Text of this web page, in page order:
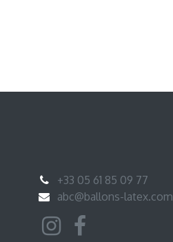
+33 05 61 85 09 77
abc@ballons-latex.com